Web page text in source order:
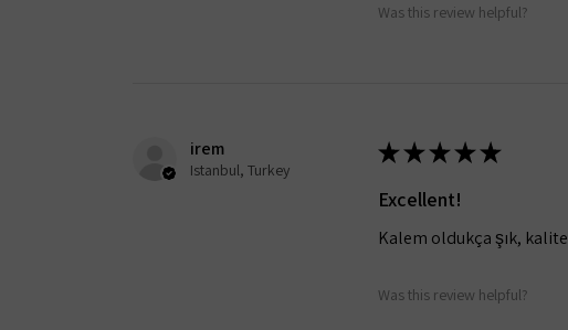
Was this review helpful?
irem
Istanbul, Turkey
★★★★★
Excellent!
Kalem oldukça şık,
Was this review helpful?